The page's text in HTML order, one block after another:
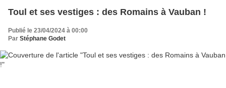
Toul et ses vestiges : des Romains à Vauban !
Publié le 23/04/2024 à 00:00
Par Stéphane Godet